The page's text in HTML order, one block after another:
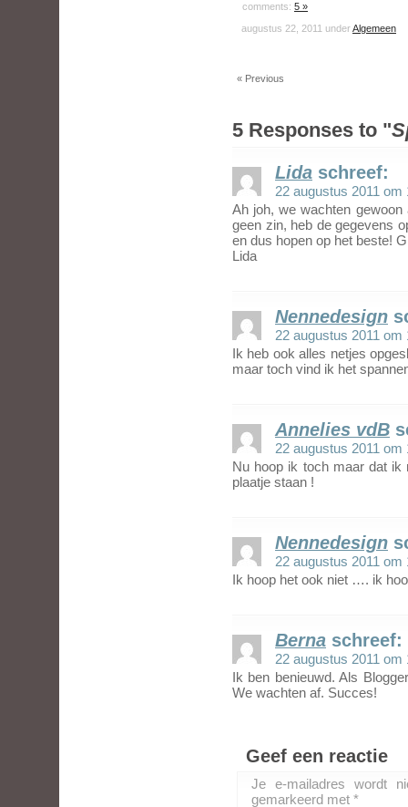
comments: 5 »
augustus 22, 2011 underAlgemeen
« Previous
5 Responses to "
Lida schreef:
22 augustus 2011 om
Ah joh, we wachten
geen zin, heb de gegevens
en dus hopen op het beste!
Lida
Nennedesign
22 augustus 2011 om
Ik heb ook alles netjes
maar toch vind ik het
Annelies vdB
22 augustus 2011 om
Nu hoop ik toch maar dat ik
plaatje staan !
Nennedesign
22 augustus 2011 om
Ik hoop het ook niet …. ik
Berna schreef:
22 augustus 2011 om
Ik ben benieuwd. Als
We wachten af. Succes!
Geef een reactie
Je e-mailadres wordt
gemarkeerd met *